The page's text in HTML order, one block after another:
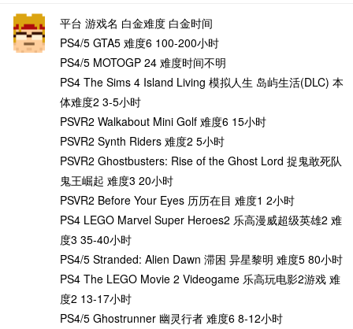
平台 游戏名 白金难度 白金时间
PS4/5 GTA5 难度6 100-200小时
PS4/5 MOTOGP 24 难度时间不明
PS4 The Sims 4 Island Living 模拟人生 岛屿生活(DLC) 本
体难度2 3-5小时
PSVR2 Walkabout Mini Golf 难度6 15小时
PSVR2 Synth Riders 难度2 5小时
PSVR2 Ghostbusters: Rise of the Ghost Lord 捉鬼敢死队
鬼王崛起 难度3 20小时
PSVR2 Before Your Eyes 历历在目 难度1 2小时
PS4 LEGO Marvel Super Heroes2 乐高漫威超级英雄2 难
度3 35-40小时
PS4/5 Stranded: Alien Dawn 滞困 异星黎明 难度5 80小时
PS4 The LEGO Movie 2 Videogame 乐高玩电影2游戏 难
度2 13-17小时
PS4/5 Ghostrunner 幽灵行者 难度6 8-12小时